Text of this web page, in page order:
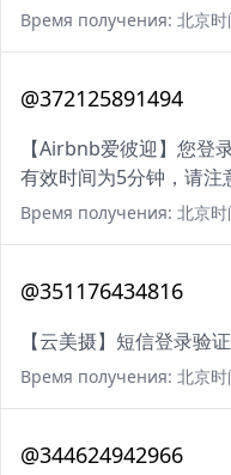
Время получения: 北京
@372125891494
【Airbnb爱彼迎】您登
有效时间为5分钟，请注
Время получения: 北京
@351176434816
【云美摄】短信登录验
Время получения: 北京
@344624942966